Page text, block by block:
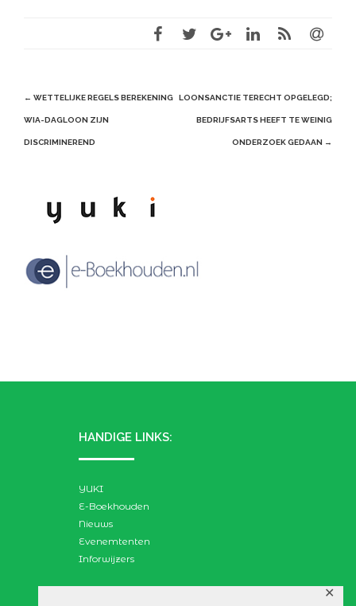
✕
Post
navigation
← WETTELIJKE REGELS BEREKENING
WIA-DAGLOON ZIJN
DISCRIMINEREND
LOONSANCTIE TERECHT OPGELEGD;
BEDRIJFSARTS HEEFT TE WEINIG
ONDERZOEK GEDAAN →
HANDIGE LINKS:
YUKI
E-Boekhouden
Nieuws
Evenemtenten
Inforwijzers